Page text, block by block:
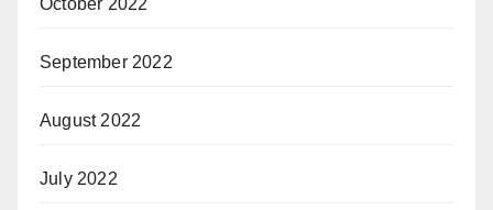
September 2022
August 2022
July 2022